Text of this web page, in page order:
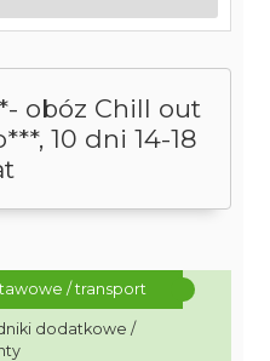
obóz Chill out
10 dni 14-18
/ transport
dodatkowe /